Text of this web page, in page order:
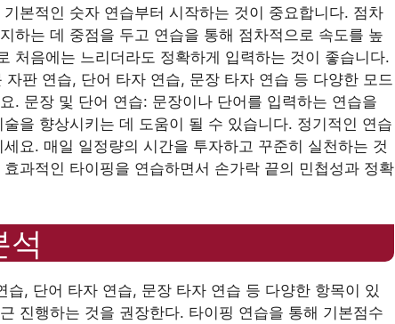
본적인 숫자 연습부터 시작하는 것이 중요합니다. 점차
하는 데 중점을 두고 연습을 통해 점차적으로 속도를 높
처음에는 느리더라도 정확하게 입력하는 것이 좋습니다.
판 연습, 단어 타자 연습, 문장 타자 연습 등 다양한 모드
. 문장 및 단어 연습: 문장이나 단어를 입력하는 연습을
을 향상시키는 데 도움이 될 수 있습니다. 정기적인 연습
요. 매일 일정량의 시간을 투자하고 꾸준히 실천하는 것
과적인 타이핑을 연습하면서 손가락 끝의 민첩성과 정확
석
, 단어 타자 연습, 문장 타자 연습 등 다양한 항목이 있
진행하는 것을 권장한다. 타이핑 연습을 통해 기본점수